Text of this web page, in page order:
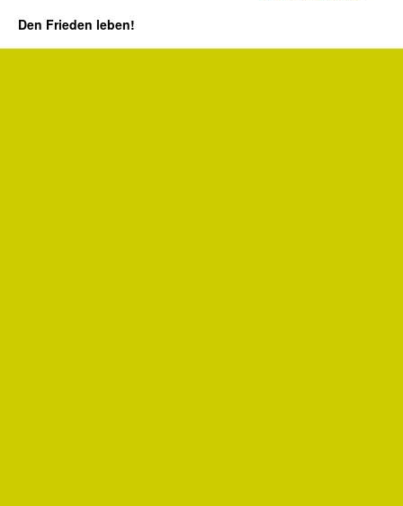
Den Frieden leben!